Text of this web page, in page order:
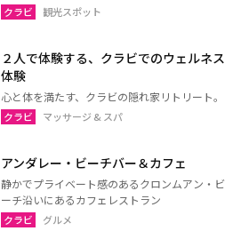
クラビ 観光スポット
２人で体験する、クラビでのウェルネス
体験
心と体を満たす、クラビの隠れ家リトリート。
クラビ マッサージ & スパ
アンダレー・ビーチバー＆カフェ
静かでプライベート感のあるクロンムアン・ビ
ーチ沿いにあるカフェレストラン
クラビ グルメ